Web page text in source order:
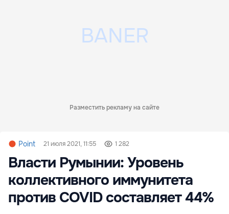
Разместить рекламу на сайте
Point 21 июля 2021, 11:55 1 282
Власти Румынии: Уровень
коллективного иммунитета
против COVID составляет 44%